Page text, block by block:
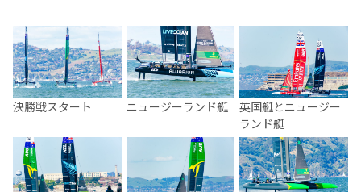
決勝戦スタート ニュージーランド艇
英国艇とニュージー
ランド艇